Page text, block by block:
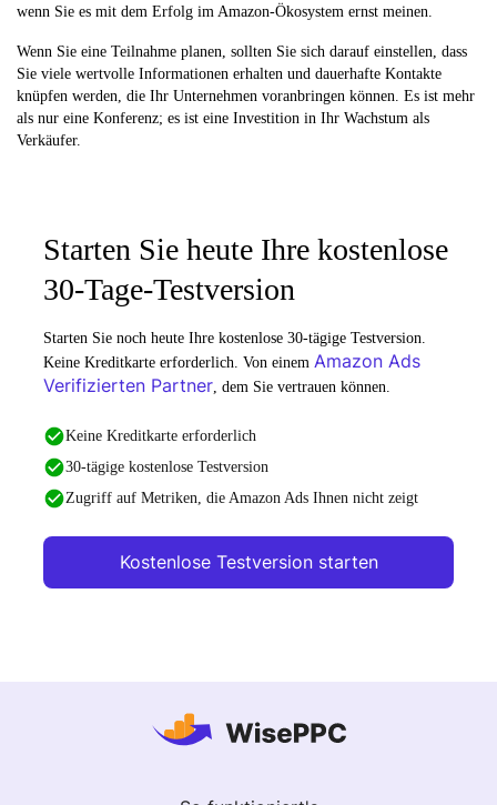
wenn Sie es mit dem Erfolg im Amazon-Ökosystem ernst meinen.
Wenn Sie eine Teilnahme planen, sollten Sie sich darauf einstellen, dass
Sie viele wertvolle Informationen erhalten und dauerhafte Kontakte
knüpfen werden, die Ihr Unternehmen voranbringen können. Es ist mehr
als nur eine Konferenz; es ist eine Investition in Ihr Wachstum als
Verkäufer.
Starten Sie heute Ihre kostenlose
30-Tage-Testversion
Starten Sie noch heute Ihre kostenlose 30-tägige Testversion.
Keine Kreditkarte erforderlich. Von einem Amazon Ads
Verifizierten Partner, dem Sie vertrauen können.
Keine Kreditkarte erforderlich
30-tägige kostenlose Testversion
Zugriff auf Metriken, die Amazon Ads Ihnen nicht zeigt
Kostenlose Testversion starten